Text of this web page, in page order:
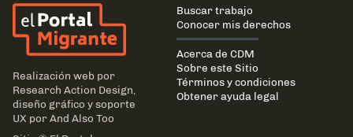
El Portal Migrante
Realización web por
Research Action Design
diseño gráfico y soporte
UX porAnd Also Too
Main
navigation
Buscar trabajo
Conocer mis derechos
Acerca de CDM
Sobre este Sitio
Términos y condiciones
Obtener ayuda legal